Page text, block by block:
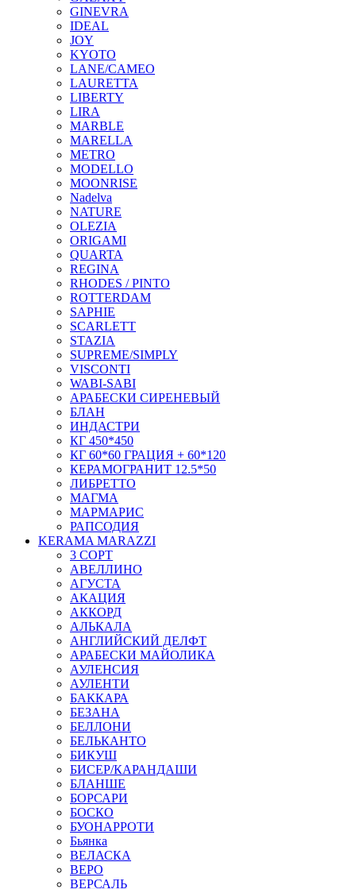
GINEVRA
IDEAL
JOY
KYOTO
LANE/CAMEO
LAURETTA
LIBERTY
LIRA
MARBLE
MARELLA
METRO
MODELLO
MOONRISE
Nadelva
NATURE
OLEZIA
ORIGAMI
QUARTA
REGINA
RHODES / PINTO
ROTTERDAM
SAPHIE
SCARLETT
STAZIA
SUPREME/SIMPLY
VISCONTI
WABI-SABI
АРАБЕСКИ СИРЕНЕВЫЙ
БЛАН
ИНДАСТРИ
КГ 450*450
КГ 60*60 ГРАЦИЯ + 60*120
КЕРАМОГРАНИТ 12.5*50
ЛИБРЕТТО
МАГМА
МАРМАРИС
РАПСОДИЯ
KERAMA MARAZZI
3 СОРТ
АВЕЛЛИНО
АГУСТА
АКАЦИЯ
АККОРД
АЛЬКАЛА
АНГЛИЙСКИЙ ДЕЛФТ
АРАБЕСКИ МАЙОЛИКА
АУЛЕНСИЯ
АУЛЕНТИ
БАККАРА
БЕЗАНА
БЕЛЛОНИ
БЕЛЬКАНТО
БИКУШ
БИСЕР/КАРАНДАШИ
БЛАНШЕ
БОРСАРИ
БОСКО
БУОНАРРОТИ
Бьянка
ВЕЛАСКА
ВЕРО
ВЕРСАЛЬ